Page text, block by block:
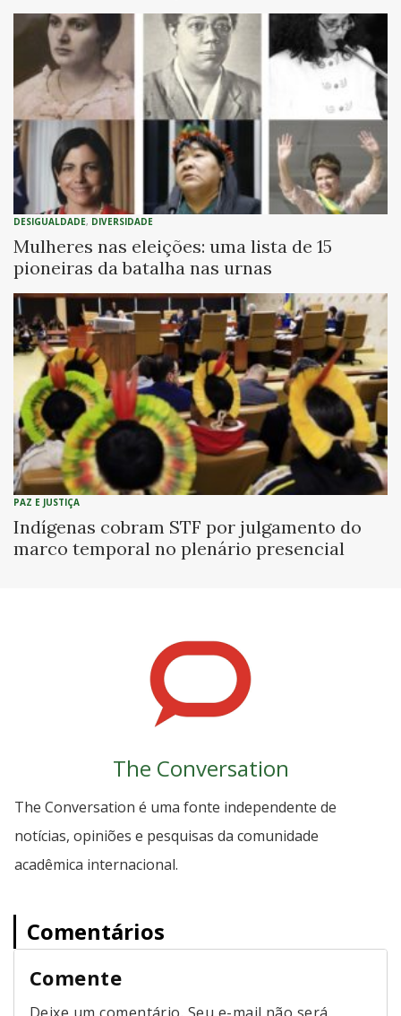
DESIGUALDADE, DIVERSIDADE
Mulheres nas eleições: uma lista de 15
pioneiras da batalha nas urnas
PAZ E JUSTIÇA
Indígenas cobram STF por julgamento do
marco temporal no plenário presencial
The Conversation
The Conversation é uma fonte independente de
notícias, opiniões e pesquisas da comunidade
acadêmica internacional.
Comentários
Comente